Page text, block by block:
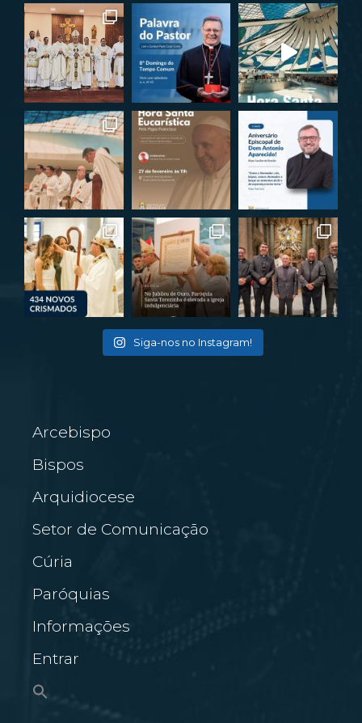
Siga-nos no Instagram!
Arcebispo
Bispos
Arquidiocese
Setor de Comunicação
Cúria
Paróquias
Informações
Entrar